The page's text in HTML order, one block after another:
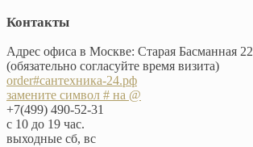
Контакты
Адрес офиса в Москве: Старая Басманная 22
(обязательно согласуйте время визита)
order#сантехника-24.рф
замените символ # на @
+7(499) 490-52-31
с 10 до 19 час.
выходные сб, вс